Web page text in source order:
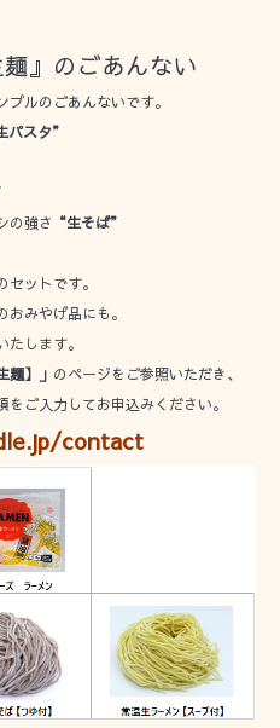
』のごあんない
ルのごあんないです。
パスタ”
の強さ “生そば”
ットです。
みやげ品にも。
します。
麺】」 のページをご参照いただき、
ご入力してお申込みください。
contact